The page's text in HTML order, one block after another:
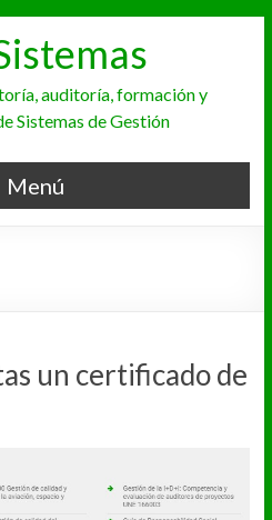
auditoría, formación y
Sistemas de Gestión
Menú
un certificado de